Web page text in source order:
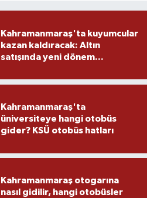
Kahramanmaraş'ta kuyumcular
kazan kaldıracak: Altın
satışında yeni dönem...
Kahramanmaraş'ta
üniversiteye hangi otobüs
gider? KSÜ otobüs hatları
Kahramanmaraş otogarına
nasıl gidilir, hangi otobüsler